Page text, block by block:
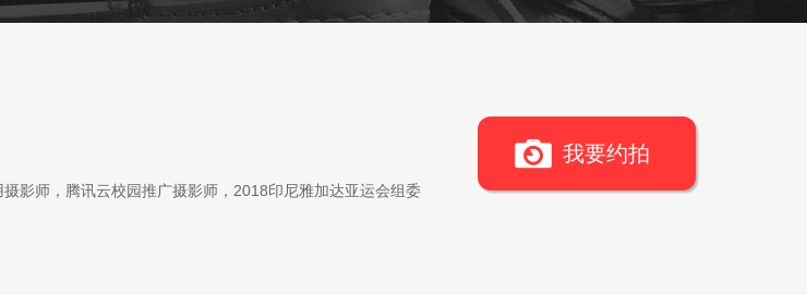
影师，腾讯云校园推广摄影师，2018印尼雅加达亚运会组委
我要约拍